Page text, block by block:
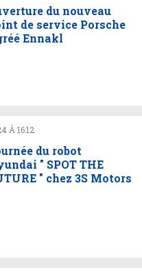
du nouveau
de service Porsche
Ennakl
À 16:12
du robot
" SPOT THE
" chez 3S Motors